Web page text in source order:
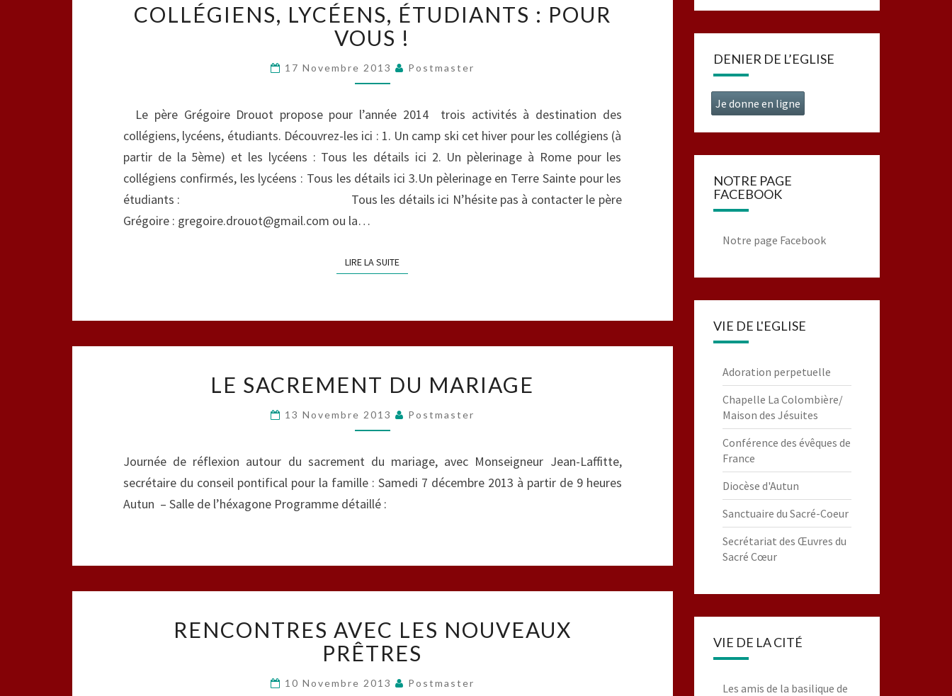
LYCÉENS,
ÉTUDIANTS
:
POUR
VOUS
COLLÉGIENS, LYCÉENS, ÉTUDIANTS : POUR
VOUS !
17 Novembre 2013 Postmaster
Le père Grégoire Drouot propose pour l’année 2014 trois activités à destination des
collégiens, lycéens, étudiants. Découvrez-les ici : 1. Un camp ski cet hiver pour les collégiens (à
partir de la 5ème) et les lycéens : Tous les détails ici 2. Un pèlerinage à Rome pour les
collégiens confirmés, les lycéens : Tous les détails ici 3.Un pèlerinage en Terre Sainte pour les
étudiants : Tous les détails ici N’hésite pas à contacter le père
Grégoire : gregoire.drouot@gmail.com ou la…
LIRE LA SUITELIRE LA SUITE
SACREMENT
MARIAGE
LE SACREMENT DU MARIAGE
13 Novembre 2013 Postmaster
Journée de réflexion autour du sacrement du mariage, avec Monseigneur Jean-Laffitte,
secrétaire du conseil pontifical pour la famille : Samedi 7 décembre 2013 à partir de 9 heures
Autun – Salle de l’héxagone Programme détaillé :
AVEC
LES
NOUVEAUX
PRÊTRES
RENCONTRES AVEC LES NOUVEAUX
PRÊTRES
10 Novembre 2013 Postmaster
DENIER DE L’EGLISE
Je donne en ligne
NOTRE PAGE
FACEBOOK
Notre page Facebook
VIE DE L'EGLISE
Adoration perpetuelle
Chapelle La Colombière/
Maison des Jésuites
Conférence des évêques de
France
Diocèse d'Autun
Sanctuaire du Sacré-Coeur
Secrétariat des Œuvres du
Sacré Cœur
VIE DE LA CITÉ
Les amis de la basilique de